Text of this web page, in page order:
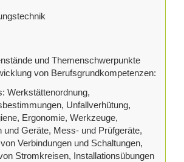
und Themenschwerpunkte
von Berufsgrundkompetenzen:
Werkstättenordnung,
Unfallverhütung,
Ergonomie, Werkzeuge,
und Geräte, Mess- und Prüfgeräte,
Verbindungen und Schaltungen,
Stromkreisen, Installationsübungen